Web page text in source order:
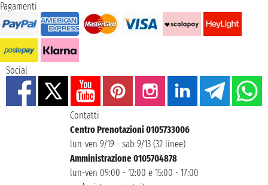
Pagamenti
Social
Contatti
Centro Prenotazioni 0105733006
lun-ven 9/19 - sab 9/13 (32 linee)
Amministrazione 0105704878
lun-ven 09:00 - 12:00 e 15:00 - 17:00